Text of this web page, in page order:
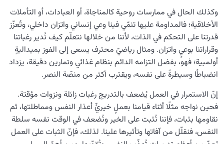
وكذلك الحال في ممارسات روحية كالمناجاة، أو العبادات، أو التأملات
الأخلاقية؛ فالمداومة عليها تنمّي فينا وعي إنساني واتزان داخلي، وتُعزّز
قدرتنا على التحكم في الذات، لأننا من خلالها نتعلّم كيف نُدير رغباتنا
وقراراتنا بوعيٍ واتزان. ومثال رياضيّ محترف يسعى إلى الفوز بميداليةٍ
أولمبية؛ فهو، بفضل التزامه الدائم بنظام غذائي وتمارين دقيقة، يزداد
انضباطًا وسيطرةً على نفسه، ويقترب أكثر من منصّة النصر.
إنّ الاستمرار في العمل يُضعف بالتدريج رغبات زائلة ونزوات مؤقتة.
فحين نواجه مثلًا أثناء قيامنا بعملٍ خيريٍّ أعذار النفس ومماطلتها، ثم
نقاومها بثبات، فإننا نُثبت على الخير ونُضعف في الوقت نفسه سلطة
النفس، فنقلّل من آفاتها وتأثيرها علينا. لذلك، فإنّ الثبات على العمل